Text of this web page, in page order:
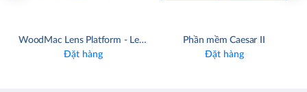
WoodMac Lens Platform - Lens Subsurface: Phân Tích Chi Tiết Về Dữ Liệu Địa Chất Dưới Bề Mặt
Đặt hàng
Phần mềm Caesar II
Đặt hàng